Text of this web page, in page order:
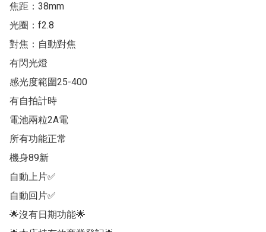
焦距：38mm
光圈：f2.8
對焦：自動對焦
有閃光燈
感光度範圍25-400
有自拍計時
電池兩粒2A電
所有功能正常
機身89新
自動上片✅
自動回片✅
🌟沒有日期功能🌟